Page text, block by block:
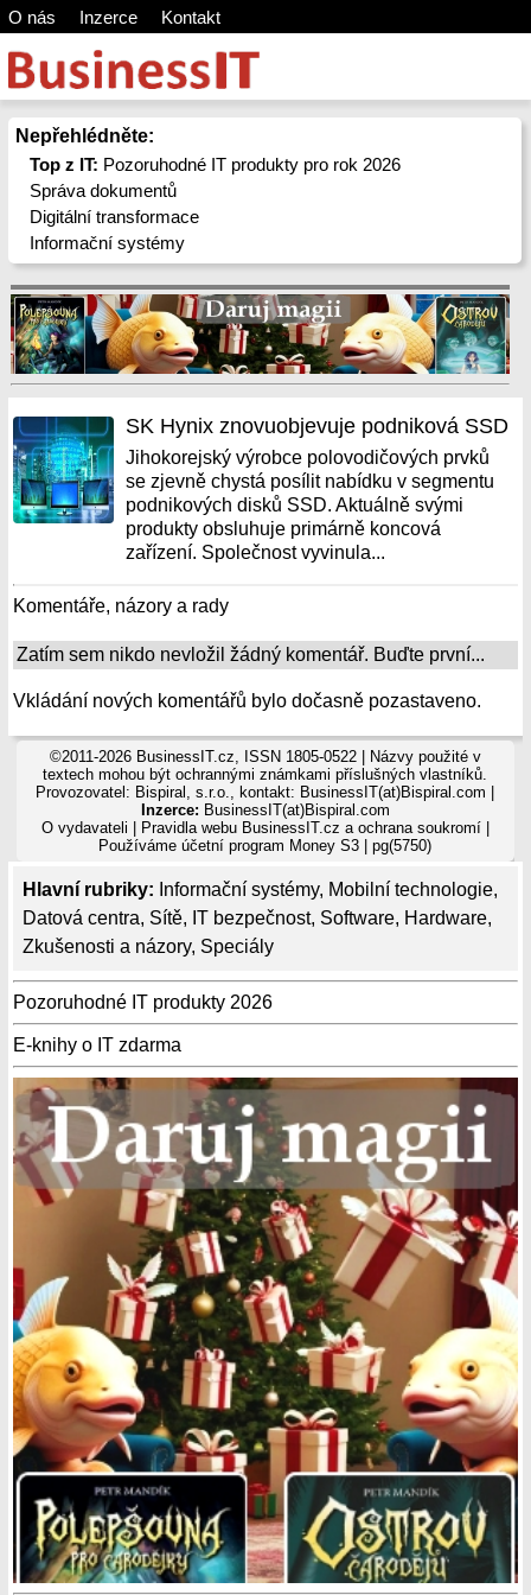
O nás Inzerce Kontakt
Nepřehlédněte:
Top z IT: Pozoruhodné IT produkty pro rok 2026
Správa dokumentů
Digitální transformace
Informační systémy
Hlavní rubriky: Informační systémy, Mobilní technologie,
Datová centra, Sítě, IT bezpečnost, Software, Hardware,
Zkušenosti a názory, Speciály
Pozoruhodné IT produkty 2026
E-knihy o IT zdarma
SK Hynix znovuobjevuje podniková SSD
Jihokorejský výrobce polovodičových prvků
se zjevně chystá posílit nabídku v segmentu
podnikových disků SSD. Aktuálně svými
produkty obsluhuje primárně koncová
zařízení. Společnost vyvinula...
Komentáře, názory a rady
Zatím sem nikdo nevložil žádný komentář. Buďte první...
Vkládání nových komentářů bylo dočasně pozastaveno.
©2011-2026 BusinessIT.cz, ISSN 1805-0522 | Názvy použité v
textech mohou být ochrannými známkami příslušných vlastníků.
Provozovatel: Bispiral, s.r.o., kontakt: BusinessIT(at)Bispiral.com |
Inzerce: BusinessIT(at)Bispiral.com
O vydavateli
Pravidla webu BusinessIT.cz a ochrana soukromí|
Používámeúčetní program Money S3 | pg(5750)